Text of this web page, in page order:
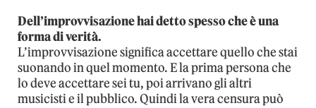
Dell’improvvisazione hai detto spesso che è una
forma di verità.
L’improvvisazione significa accettare quello che stai
suonando in quel momento. E la prima persona che
lo deve accettare sei tu, poi arrivano gli altri
musicisti e il pubblico. Quindi la vera censura può